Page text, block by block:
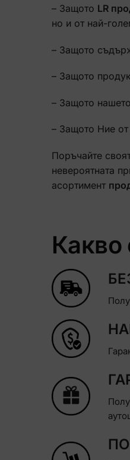
– Защото LR
но и от най-
– Защото
– Защото
– Защото
– Защото Ние от
Поръчайте
невероятната
асортимент